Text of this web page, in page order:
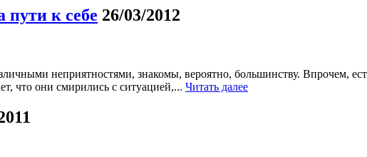
к себе 26/03/2012
неприятностями, знакомы, вероятно, большинству. Впрочем,
что они смирились с ситуацией,... Читать далее